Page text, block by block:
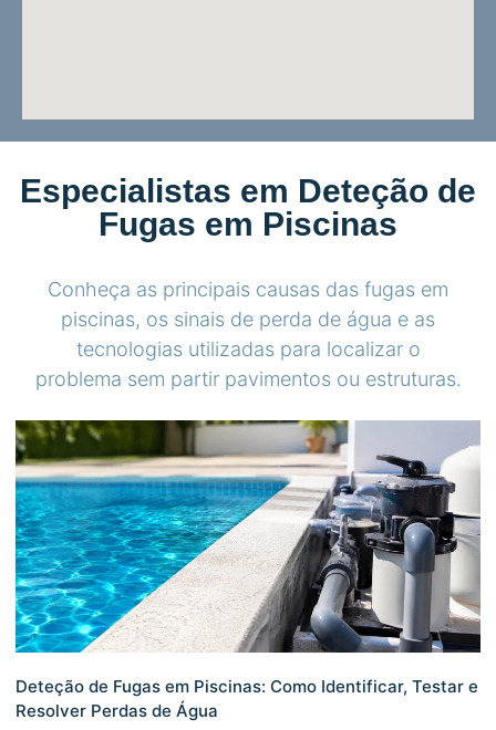
Especialistas em Deteção de
Fugas em Piscinas
Conheça as principais causas das fugas em
piscinas, os sinais de perda de água e as
tecnologias utilizadas para localizar o
problema sem partir pavimentos ou estruturas.
Deteção de Fugas em Piscinas: Como Identificar, Testar e
Resolver Perdas de Água